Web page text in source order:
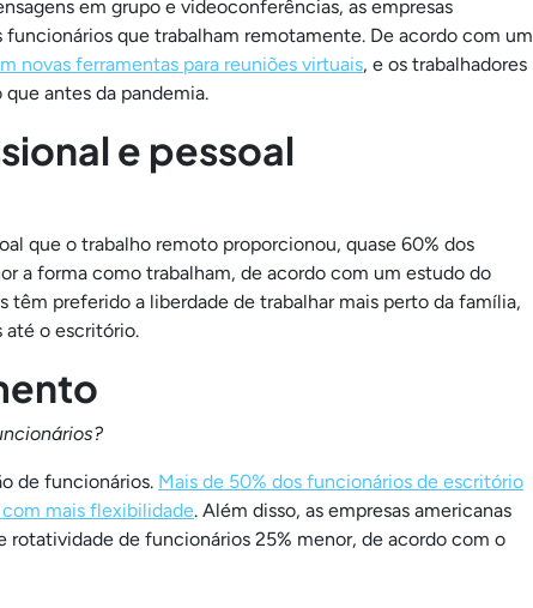
em grupo e videoconferências, as empresas
que trabalham remotamente. De acordo com um
novas ferramentas para reuniões virtuais, e os trabalhadores
antes da pandemia.
e pessoal
que o trabalho remoto proporcionou, quase 60% dos
a forma como trabalham, de acordo com um estudo do
preferido a liberdade de trabalhar mais perto da família,
até o escritório.
de funcionários. Mais de 50% dos funcionários de escritório
mais flexibilidade. Além disso, as empresas americanas
de funcionários 25% menor, de acordo com o